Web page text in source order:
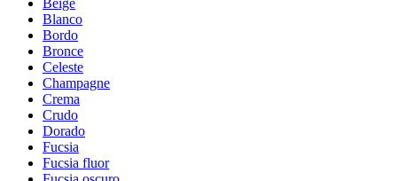
Blanco
Bordo
Bronce
Celeste
Champagne
Crema
Crudo
Dorado
Fucsia
Fucsia fluor